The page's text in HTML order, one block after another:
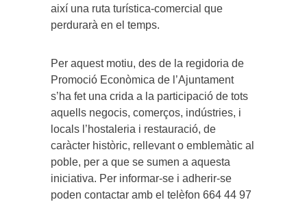
així una ruta turística-comercial que
perdurarà en el temps.
Per aquest motiu, des de la regidoria de
Promoció Econòmica de l’Ajuntament
s’ha fet una crida a la participació de tots
aquells negocis, comerços, indústries, i
locals l’hostaleria i restauració, de
caràcter històric, rellevant o emblemàtic al
poble, per a que se sumen a aquesta
iniciativa. Per informar-se i adherir-se
poden contactar amb el telèfon 664 44 97